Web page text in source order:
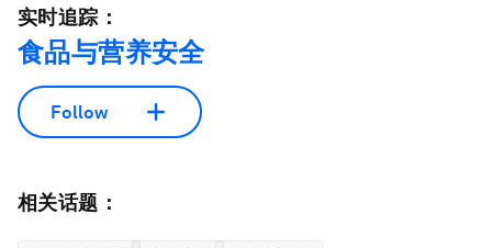
实时追踪：
食品与营养安全
Follow
相关话题：